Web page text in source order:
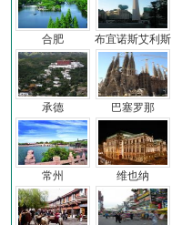
合肥
承德
常州
布宜诺斯艾利斯
巴塞罗那
维也纳
子